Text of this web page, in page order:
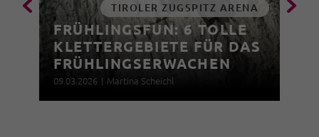
TIROLER ZUGSPITZ ARENA
FRÜHLINGSFUN: 6 TOLLE
KLETTERGEBIETE FÜR DAS
FRÜHLINGSERWACHEN
09.03.2026 | Martina Scheichl